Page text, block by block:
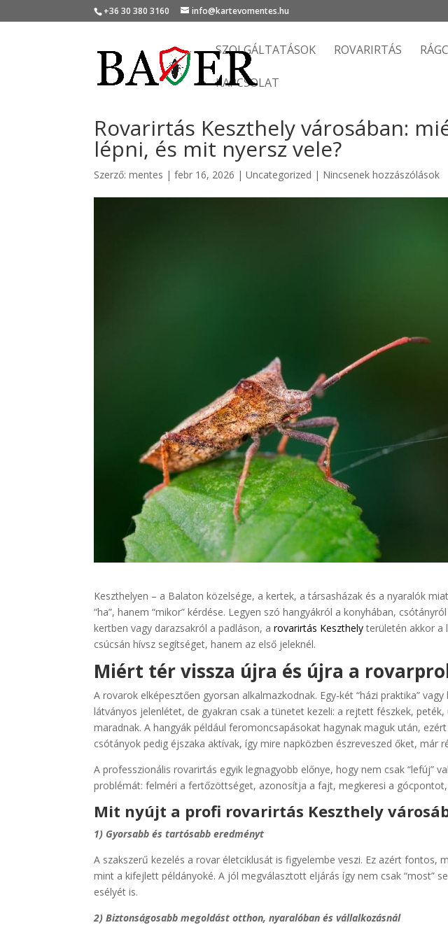
+36 30 380 3160 info@kartevomentes.hu
SZOLGÁLTATÁSOK ROVARIRTÁS
KAPCSOLAT
Rovarirtás Keszthely városában:
lépni, és mit nyersz vele?
Szerző:mentes |febr 16, 2026 |Uncategorized | Nincsenek hozzászólások
Keszthelyen – a Balaton közelsége, a kertek, a társasházak és a nyaralók
“ha”, hanem “mikor” kérdése. Legyen szó hangyákról a konyhában,
kertben vagy darazsakról a padláson, arovarirtás Keszthelyterületén akkor a
csúcsán hívsz segítséget, hanem az első jeleknél.
Miért tér vissza újra és újra a
A rovarok elképesztően gyorsan alkalmazkodnak. Egy-két “házi praktika”
látványos jelenlétet, de gyakran csak a tünetet kezeli: a rejtett fészkek,
maradnak. A hangyák például feromoncsapásokat hagynak maguk után,
csótányok pedig éjszaka aktívak, így mire napközben észreveszed őket, már
A professzionális rovarirtás egyik legnagyobb előnye, hogy nem csak “lefúj”
problémát: felméri a fertőzöttséget, azonosítja a fajt, megkeresi a
Mit nyújt a profi rovarirtás Keszthely
1) Gyorsabb és tartósabb eredményt
A szakszerű kezelés a rovar életciklusát is figyelembe veszi. Ez azért fontos,
mint a kifejlett példányoké. A jól megválasztott eljárás így nem csak “most”
esélyét is.
2) Biztonságosabb megoldást otthon, nyaralóban és vállalkozásnál